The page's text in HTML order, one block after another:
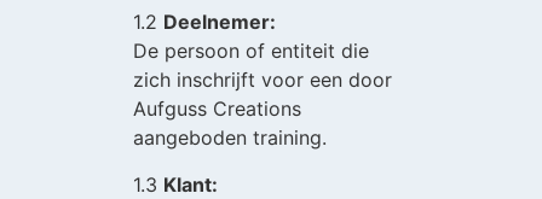
1.2 Deelnemer:
De persoon of entiteit die
zich inschrijft voor een door
Aufguss Creations
aangeboden training.
1.3 Klant: